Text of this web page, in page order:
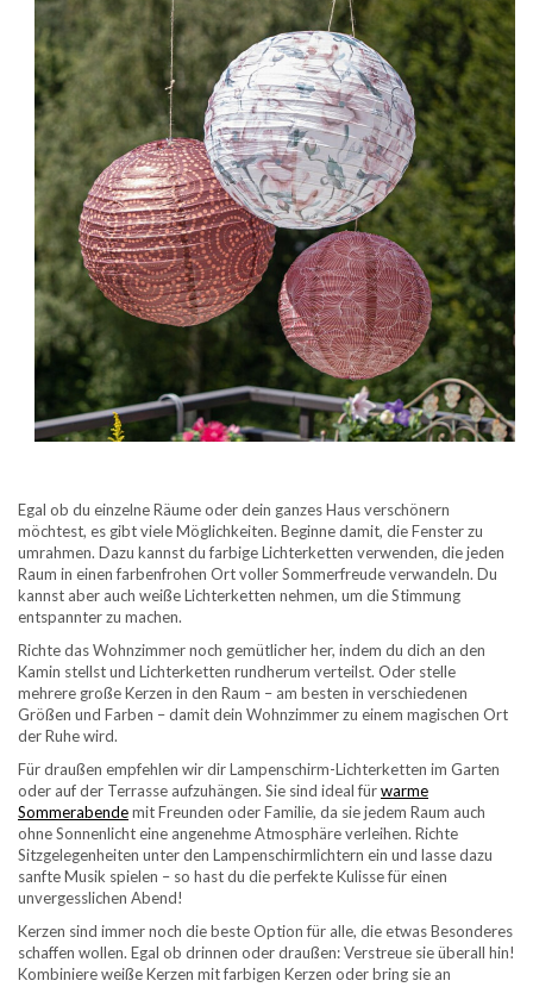
Egal ob du einzelne Räume oder dein ganzes Haus verschönern
möchtest, es gibt viele Möglichkeiten. Beginne damit, die Fenster zu
umrahmen. Dazu kannst du farbige Lichterketten verwenden, die jeden
Raum in einen farbenfrohen Ort voller Sommerfreude verwandeln. Du
kannst aber auch weiße Lichterketten nehmen, um die Stimmung
entspannter zu machen.
Richte das Wohnzimmer noch gemütlicher her, indem du dich an den
Kamin stellst und Lichterketten rundherum verteilst. Oder stelle
mehrere große Kerzen in den Raum – am besten in verschiedenen
Größen und Farben – damit dein Wohnzimmer zu einem magischen Ort
der Ruhe wird.
Für draußen empfehlen wir dir Lampenschirm-Lichterketten im Garten
oder auf der Terrasse aufzuhängen. Sie sind ideal fürwarme
Sommerabendemit Freunden oder Familie, da sie jedem Raum auch
ohne Sonnenlicht eine angenehme Atmosphäre verleihen. Richte
Sitzgelegenheiten unter den Lampenschirmlichtern ein und lasse dazu
sanfte Musik spielen – so hast du die perfekte Kulisse für einen
unvergesslichen Abend!
Kerzen sind immer noch die beste Option für alle, die etwas Besonderes
schaffen wollen. Egal ob drinnen oder draußen: Verstreue sie überall hin!
Kombiniere weiße Kerzen mit farbigen Kerzen oder bring sie an